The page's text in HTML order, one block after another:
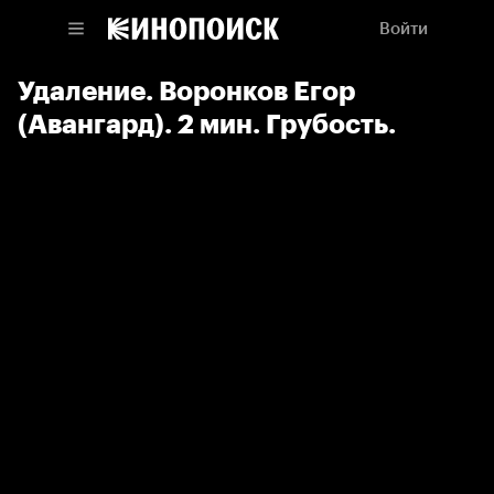
Войти
Удаление. Воронков Егор
(Авангард). 2 мин. Грубость.